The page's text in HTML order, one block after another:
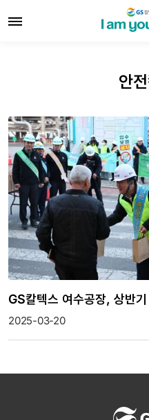
안
GS칼텍스 여수공장, 상반
2025-03-20